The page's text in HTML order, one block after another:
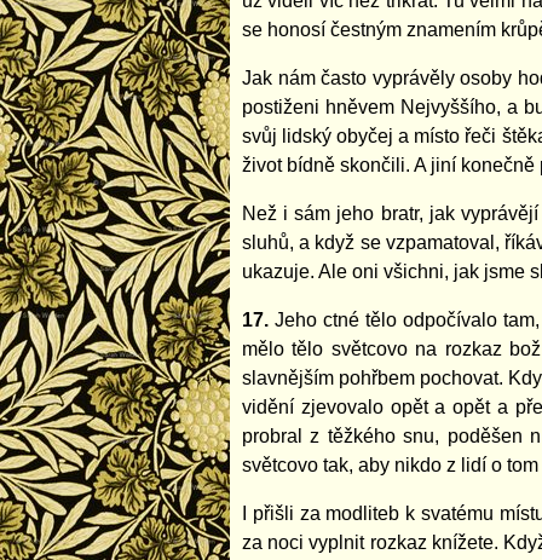
se honosí čestným znamením
Jak nám často vyprávěly osoby
postiženi hněvem Nejvyššího, a
svůj lidský obyčej a místo řeči
život bídně skončili. A jiní
Než i sám jeho bratr, jak
sluhů, a když se vzpamatoval,
ukazuje. Ale oni všichni, jak jsme
17. Jeho ctné tělo odpočívalo
mělo tělo světcovo na rozkaz
slavnějším pohřbem pochovat.
vidění zjevovalo opět a opět a
probral z těžkého snu, poděšen
světcovo tak, aby nikdo z lidí o
I přišli za modliteb k svatému
za noci vyplnit rozkaz knížete.